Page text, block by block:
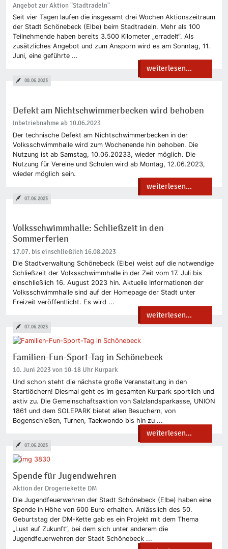
Angebot zur Aktion "Stadtradeln"
Seit vier Tagen laufen die insgesamt drei Wochen Aktionszeitraum
der Stadt Schönebeck (Elbe) beim Stadtradeln. Mehr als 100
Teilnehmende haben bereits 3.500 Kilometer „erradelt“. Als
zusätzliches Angebot und zum Ansporn wird es am Sonntag, 11.
Juni, eine geführte ...
weiterlesen...
Defekt am Nichtschwimmerbecken wird behoben
Inbetriebnahme ab 10.06.2023
Der technische Defekt am Nichtschwimmerbecken in der
Volksschwimmhalle wird zum Wochenende hin behoben. Die
Nutzung ist ab Samstag, 10.06.20233, wieder möglich. Die
Nutzung für Vereine und Schulen wird ab Montag, 12.06.2023,
wieder möglich sein.
weiterlesen...
08.06.2023
Volksschwimmhalle: Schließzeit in den
Sommerferien
17.07. bis einschließlich 16.08.2023
Die Stadtverwaltung Schönebeck (Elbe) weist auf die notwendige
Schließzeit der Volksschwimmhalle in der Zeit vom 17. Juli bis
einschließlich 16. August 2023 hin. Aktuelle Informationen der
Volksschwimmhalle sind auf der Homepage der Stadt unter
Freizeit veröffentlicht. Es wird ...
weiterlesen...
07.06.2023
Familien-Fun-Sport-Tag in Schönebeck
10. Juni 2023 von 10-18 Uhr Kurpark
Und schon steht die nächste große Veranstaltung in den
Startlöchern! Diesmal geht es im gesamten Kurpark sportlich und
aktiv zu. Die Gemeinschaftsaktion von Salzlandsparkasse, UNION
1861 und dem SOLEPARK bietet allen Besuchern, von
Bogenschießen, Turnen, Taekwondo bis hin zu ...
weiterlesen...
07.06.2023
Spende für Jugendwehren
Aktion der Drogeriekette DM
Die Jugendfeuerwehren der Stadt Schönebeck (Elbe) haben eine
Spende in Höhe von 600 Euro erhalten. Anlässlich des 50.
Geburtstag der DM-Kette gab es ein Projekt mit dem Thema
„Lust auf Zukunft“, bei dem sich unter anderem die
Jugendfeuerwehren der Stadt Schönebeck ...
07.06.2023